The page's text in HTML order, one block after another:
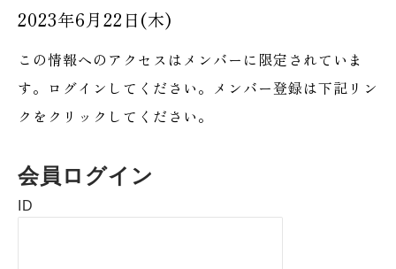
2023年6月22日(木)
この情報へのアクセスはメンバーに限定されていま
す。ログインしてください。メンバー登録は下記リン
クをクリックしてください。
会員ログイン
ID